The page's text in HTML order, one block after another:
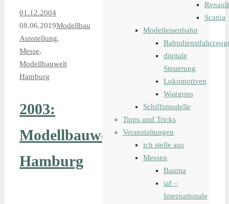
01.12.2004
08.06.2019Modellbau
Ausstellung,
Messe,
Modellbauwelt
Hamburg
2003:
Modellbauwelt
Hamburg
Renault
Scania
Modelleisenbahn
digitale
Steuerung
Lokomotiven
Waggons
Schiffsmodelle
Tipps und Tricks
Veranstaltungen
ich stelle aus
Messen
Bauma
iaf –
Internationale